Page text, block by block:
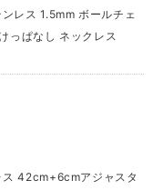
レス 1.5mm ボールチェ
っぱなし ネックレス
ス 42cm+6cmアジャスタ